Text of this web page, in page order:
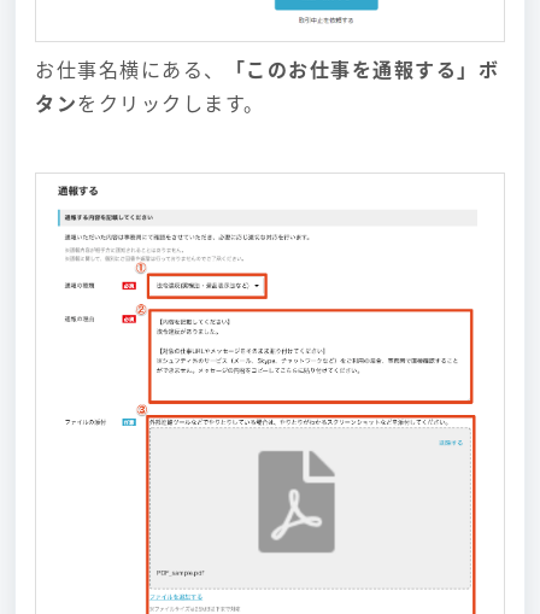
お仕事名横にある、
「このお仕事を通報する」ボ
タンをクリックします。